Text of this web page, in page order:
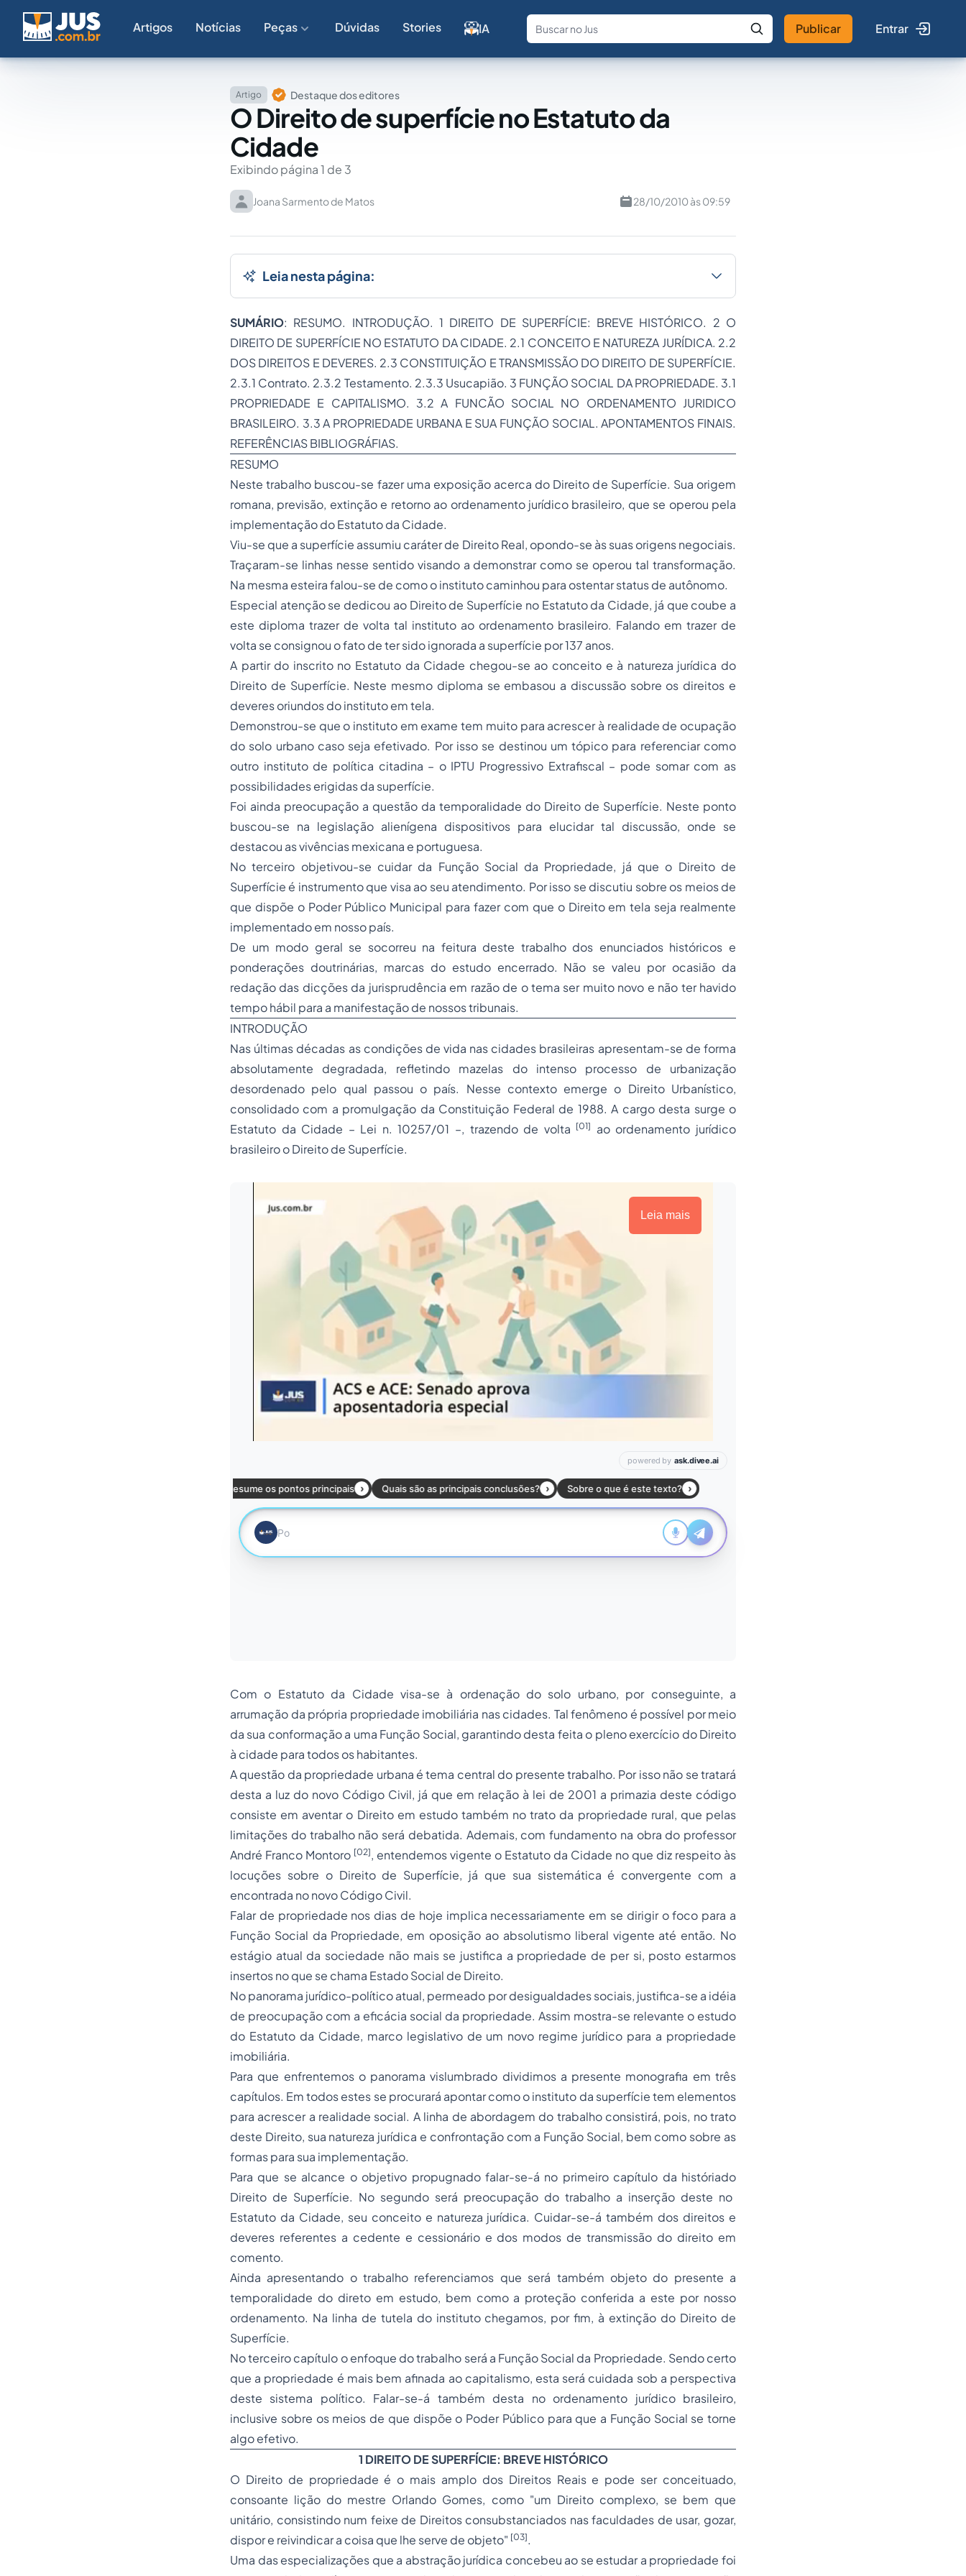
Artigos Notícias Peças Dúvidas Stories IA
Fale com a IA Buscar no Jus
Publicar Entrar
Artigo Destaque dos editores
O Direito de superfície no Estatuto da
Cidade
Exibindo página 1 de 3
Joana Sarmento de Matos 28/10/2010 às 09:59
Leia nesta página:
SUMÁRIO: RESUMO. INTRODUÇÃO. 1 DIREITO DE SUPERFÍCIE: BREVE HISTÓRICO. 2 O
DIREITO DE SUPERFÍCIE NO ESTATUTO DA CIDADE. 2.1 CONCEITO E NATUREZA JURÍDICA. 2.2
DOS DIREITOS E DEVERES. 2.3 CONSTITUIÇÃO E TRANSMISSÃO DO DIREITO DE SUPERFÍCIE.
2.3.1 Contrato. 2.3.2 Testamento. 2.3.3 Usucapião. 3 FUNÇÃO SOCIAL DA PROPRIEDADE. 3.1
PROPRIEDADE E CAPITALISMO. 3.2 A FUNCÃO SOCIAL NO ORDENAMENTO JURIDICO
BRASILEIRO. 3.3 A PROPRIEDADE URBANA E SUA FUNÇÃO SOCIAL. APONTAMENTOS FINAIS.
REFERÊNCIAS BIBLIOGRÁFIAS.
RESUMO
Neste trabalho buscou-se fazer uma exposição acerca do Direito de Superfície. Sua origem
romana, previsão, extinção e retorno ao ordenamento jurídico brasileiro, que se operou pela
implementação do Estatuto da Cidade.
Viu-se que a superfície assumiu caráter de Direito Real, opondo-se às suas origens negociais.
Traçaram-se linhas nesse sentido visando a demonstrar como se operou tal transformação.
Na mesma esteira falou-se de como o instituto caminhou para ostentarstatusde autônomo.
Especial atenção se dedicou ao Direito de Superfície no Estatuto da Cidade, já que coube a
este diploma trazer de volta tal instituto ao ordenamento brasileiro. Falando em trazer de
volta se consignou o fato de ter sido ignorada a superfície por 137 anos.
A partir do inscrito no Estatuto da Cidade chegou-se ao conceito e à natureza jurídica do
Direito de Superfície. Neste mesmo diploma se embasou a discussão sobre os direitos e
deveres oriundos do instituto em tela.
Demonstrou-se que o instituto em exame tem muito para acrescer à realidade de ocupação
do solo urbano caso seja efetivado. Por isso se destinou um tópico para referenciar como
outro instituto de política citadina – o IPTU Progressivo Extrafiscal – pode somar com as
possibilidades erigidas da superfície.
Foi ainda preocupação a questão da temporalidade do Direito de Superfície. Neste ponto
buscou-se na legislação alienígena dispositivos para elucidar tal discussão, onde se
destacou as vivências mexicana e portuguesa.
No terceiro objetivou-se cuidar da Função Social da Propriedade, já que o Direito de
Superfície é instrumento que visa ao seu atendimento. Por isso se discutiu sobre os meios de
que dispõe o Poder Público Municipal para fazer com que o Direito em tela seja realmente
implementado em nosso país.
De um modo geral se socorreu na feitura deste trabalho dos enunciados históricos e
ponderações doutrinárias, marcas do estudo encerrado. Não se valeu por ocasião da
redação das dicções da jurisprudência em razão de o tema ser muito novo e não ter havido
tempo hábil para a manifestação de nossos tribunais.
INTRODUÇÃO
Nas últimas décadas as condições de vida nas cidades brasileiras apresentam-se de forma
absolutamente degradada, refletindo mazelas do intenso processo de urbanização
desordenado pelo qual passou o país. Nesse contexto emerge o Direito Urbanístico,
consolidado com a promulgação da Constituição Federal de 1988. A cargo desta surge o
Estatuto da Cidade – Lei n. 10257/01 –, trazendo de volta [01]
ao ordenamento jurídico
brasileiro o Direito de Superfície.
Leia mais
Com o Estatuto da Cidade visa-se à ordenação do solo urbano, por conseguinte, a
arrumação da própria propriedade imobiliária nas cidades. Tal fenômeno é possível por meio
da sua conformação a uma Função Social, garantindo desta feita o pleno exercício do Direito
à cidade para todos os habitantes.
A questão da propriedade urbana é tema central do presente trabalho. Por isso não se tratará
desta a luz do novo Código Civil, já que em relação à lei de 2001 a primazia deste código
consiste em aventar o Direito em estudo também no trato da propriedade rural, que pelas
limitações do trabalho não será debatida. Ademais, com fundamento na obra do professor
André Franco Montoro [02], entendemos vigente o Estatuto da Cidade no que diz respeito às
locuções sobre o Direito de Superfície, já que sua sistemática é convergente com a
encontrada no novo Código Civil.
Falar de propriedade nos dias de hoje implica necessariamente em se dirigir o foco para a
Função Social da Propriedade, em oposição ao absolutismo liberal vigente até então. No
estágio atual da sociedade não mais se justifica a propriedade de per si, posto estarmos
insertos no que se chama Estado Social de Direito.
No panorama jurídico-político atual, permeado por desigualdades sociais, justifica-se a idéia
de preocupação com a eficácia social da propriedade. Assim mostra-se relevante o estudo
do Estatuto da Cidade, marco legislativo de um novo regime jurídico para a propriedade
imobiliária.
Para que enfrentemos o panorama vislumbrado dividimos a presente monografia em três
capítulos. Em todos estes se procurará apontar como o instituto da superfície tem elementos
para acrescer a realidade social. A linha de abordagem do trabalho consistirá, pois, no trato
deste Direito, sua natureza jurídica e confrontação com a Função Social, bem como sobre as
formas para sua implementação.
Para que se alcance o objetivo propugnado falar-se-á no primeiro capítulo da históriado
Direito de Superfície. No segundo será preocupação do trabalho a inserção deste no
Estatuto da Cidade, seu conceitoe natureza jurídica. Cuidar-se-á também dos direitos e
deveres referentes a cedente e cessionário e dos modos detransmissão do direito em
comento.
Ainda apresentando o trabalho referenciamos que será também objeto do presente a
temporalidade do direto em estudo, bem como a proteção conferida a este por nosso
ordenamento. Na linha de tutela do instituto chegamos, por fim, à extinção do Direito de
Superfície.
No terceiro capítulo o enfoque do trabalho será a Função Social da Propriedade. Sendo certo
que a propriedade é mais bem afinada ao capitalismo, esta será cuidada sob a perspectiva
deste sistema político. Falar-se-á também desta no ordenamento jurídico brasileiro,
inclusive sobre os meios de que dispõe o Poder Público para que a Função Social se torne
algo efetivo.
1 DIREITO DE SUPERFÍCIE: BREVE HISTÓRICO
O Direito de propriedade é o mais amplo dos Direitos Reais e pode ser conceituado,
consoante lição do mestre Orlando Gomes, como "um Direito complexo, se bem que
unitário, consistindo num feixe de Direitos consubstanciados nas faculdades de usar, gozar,
dispor e reivindicar a coisa que lhe serve de objeto" [03].
Uma das especializações que a abstração jurídica concebeu ao se estudar a propriedade foi